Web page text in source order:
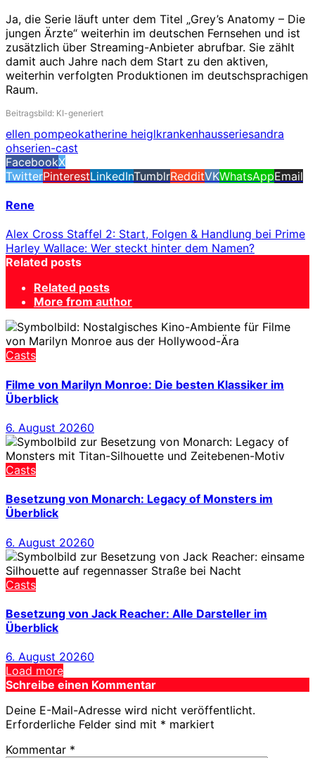
Ja, die Serie läuft unter dem Titel „Grey’s Anatomy – Die
jungen Ärzte“ weiterhin im deutschen Fernsehen und ist
zusätzlich über Streaming-Anbieter abrufbar. Sie zählt
damit auch Jahre nach dem Start zu den aktiven,
weiterhin verfolgten Produktionen im deutschsprachigen
Raum.
Beitragsbild: KI-generiert
ellen pompeokatherine heiglkrankenhausseriesandra
ohserien-cast
FacebookX
TwitterPinterestLinkedInTumblrRedditVKWhatsAppEmail
Rene
Alex Cross Staffel 2: Start, Folgen & Handlung bei Prime
Harley Wallace: Wer steckt hinter dem Namen?
Related posts
Related posts
More from author
Casts
Filme von Marilyn Monroe: Die besten Klassiker im
Überblick
6. August 20260
Casts
Besetzung von Monarch: Legacy of Monsters im
Überblick
6. August 20260
Casts
Besetzung von Jack Reacher: Alle Darsteller im
Überblick
6. August 20260
Load more
Schreibe einen Kommentar
Deine E-Mail-Adresse wird nicht veröffentlicht.
Erforderliche Felder sind mit * markiert
Kommentar *